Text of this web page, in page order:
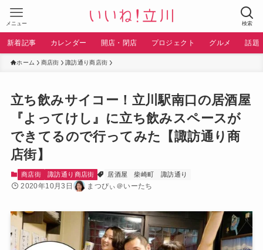
検索
メニュー
新着記事 カレンダー 開店・閉店 プロジェクト グルメ 話題
ホーム 商店街 諏訪通り商店街
立ち飲みサイコー！立川駅南口の居酒屋
『よってけし』に立ち飲みスペースが
できてるので行ってみた【諏訪通り商
店街】
商店街 諏訪通り商店街 居酒屋 柴崎町 諏訪通り
2020年10月3日 まつぴぃ＠いーたち